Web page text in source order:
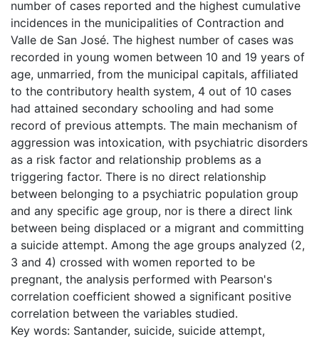
number of cases reported and the highest cumulative
incidences in the municipalities of Contraction and
Valle de San José. The highest number of cases was
recorded in young women between 10 and 19 years of
age, unmarried, from the municipal capitals, affiliated
to the contributory health system, 4 out of 10 cases
had attained secondary schooling and had some
record of previous attempts. The main mechanism of
aggression was intoxication, with psychiatric disorders
as a risk factor and relationship problems as a
triggering factor. There is no direct relationship
between belonging to a psychiatric population group
and any specific age group, nor is there a direct link
between being displaced or a migrant and committing
a suicide attempt. Among the age groups analyzed (2,
3 and 4) crossed with women reported to be
pregnant, the analysis performed with Pearson's
correlation coefficient showed a significant positive
correlation between the variables studied.
Key words: Santander, suicide, suicide attempt,